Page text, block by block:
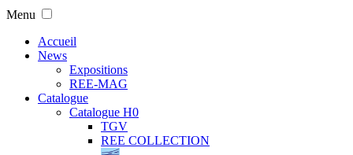
Menu
Accueil
News
Expositions
REE-MAG
Catalogue
Catalogue H0
TGV
REE COLLECTION